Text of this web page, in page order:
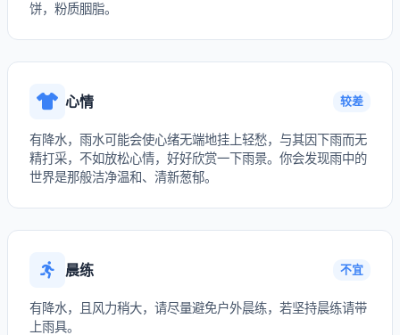
饼，粉质胭脂。
心情 较差
有降水，雨水可能会使心绪无端地挂上轻愁，与其因下雨而无
精打采，不如放松心情，好好欣赏一下雨景。你会发现雨中的
世界是那般洁净温和、清新葱郁。
晨练 不宜
有降水，且风力稍大，请尽量避免户外晨练，若坚持晨练请带
上雨具。